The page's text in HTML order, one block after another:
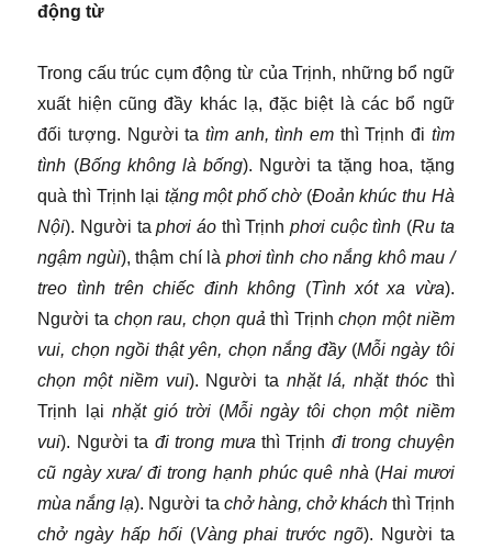
động từ
Trong cấu trúc cụm động từ của Trịnh, những bổ ngữ
xuất hiện cũng đầy khác lạ, đặc biệt là các bổ ngữ
đối tượng. Người tatìm anh, tình em thì Trịnh đi tìm
tình (Bống không là bống). Người ta tặng hoa, tặng
quà thì Trịnh lại tặng một phố chờ (Đoản khúc thu Hà
Nội). Người taphơi áo thì Trịnh phơi cuộc tình (Ru ta
ngậm ngùi), thậm chí là phơi tình cho nắng khô mau /
treo tình trên chiếc đinh không (Tình xót xa vừa).
Người ta chọn rau, chọn quả thì Trịnhchọn một niềm
vui, chọn ngồi thật yên, chọn nắng đầy (Mỗi ngày tôi
chọn một niềm vui). Người ta nhặt lá, nhặt thócthì
Trịnh lại nhặt gió trời(Mỗi ngày tôi chọn một niềm
vui). Người ta đi trong mưa thì Trịnh đi trong chuyện
cũ ngày xưa/ đi trong hạnh phúc quê nhà (Hai mươi
mùa nắng lạ). Người ta chở hàng, chở kháchthì Trịnh
chở ngày hấp hối(Vàng phai trước ngõ). Người ta